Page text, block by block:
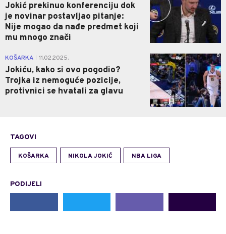
Jokić prekinuo konferenciju dok
je novinar postavljao pitanje:
Nije mogao da nađe predmet koji
mu mnogo znači
KOŠARKA 11.02.2025.
Jokiću, kako si ovo pogodio?
Trojka iz nemoguće pozicije,
protivnici se hvatali za glavu
0
TAGOVI
KOŠARKA NIKOLA JOKIĆ NBA LIGA
PODIJELI